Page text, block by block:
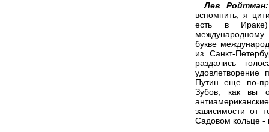
Лев Ройтман:
вспомнить, я
есть в Ираке)
международному
букве
из Санкт-
раздались
Путин еще по-
Зубов, как вы
зависимости от
Садовом кольце -